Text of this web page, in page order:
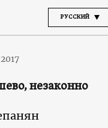
РУССКИЙ
незаконно